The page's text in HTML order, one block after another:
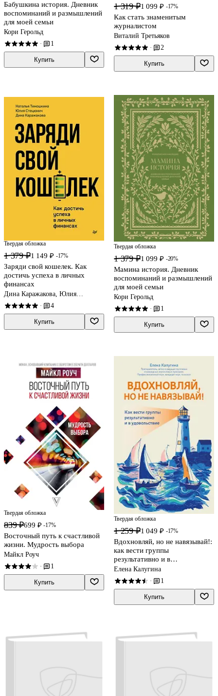
Бабушкина история. Дневник
воспоминаний и размышлений
для моей семьи
Кори Герольд
· 1
Купить
1 319 ₽1 099 ₽ -17%
Как стать знаменитым
журналистом
Виталий Третьяков
· 2
Купить
Твердая обложка
1 379 ₽1 149 ₽ -17%
Заряди свой кошелек. Как
достичь успеха в личных
финансах
Дина Каражакова, Юлия
Стецюнич, Наталья Тимошкина
· 4
Купить
Твердая обложка
1 379 ₽1 099 ₽ -20%
Мамина история. Дневник
воспоминаний и размышлений
для моей семьи
Кори Герольд
· 1
Купить
Твердая обложка
839 ₽699 ₽ -17%
Восточный путь к счастливой
жизни. Мудрость выбора
Майкл Роуч
· 1
Купить
Твердая обложка
1 259 ₽1 049 ₽ -17%
Вдохновляй, но не навязывай!:
как вести группы
результативно и в
удовольствие
Елена Калугина
· 1
Купить